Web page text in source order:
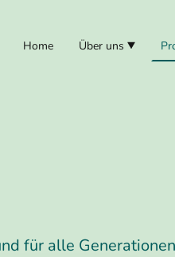
Home Über uns
für alle